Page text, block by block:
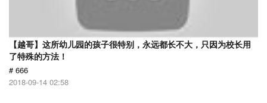
【越哥】这所幼儿园的孩子很特别，永远都长不大，只因为校长用
了特殊的方法！
# 666
2018-09-14 02:58